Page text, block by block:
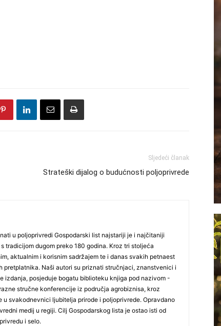
Sljedeći članak
Strateški dijalog o budućnosti poljoprivrede
u poljoprivredi Gospodarski list najstariji je i najčitaniji
tradicijom dugom preko 180 godina. Kroz tri stoljeća
aktualnim i korisnim sadržajem te i danas svakih petnaest
pretplatnika. Naši autori su priznati stručnjaci, znanstvenici i
izdanja, posjeduje bogatu biblioteku knjiga pod nazivom -
stručne konferencije iz područja agrobiznisa, kroz
svakodnevnici ljubitelja prirode i poljoprivrede. Opravdano
medij u regiji. Cilj Gospodarskog lista je ostao isti od
i selo.